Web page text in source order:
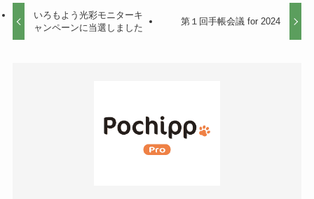
いろもよう光彩モニターキ
ャンペーンに当選しました
第１回手帳会議 for 2024